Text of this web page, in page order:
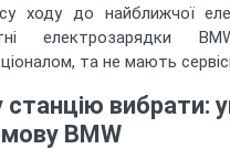
ходу до найближчої
електрозарядки
та не мають
станцію вибрати:
BMW